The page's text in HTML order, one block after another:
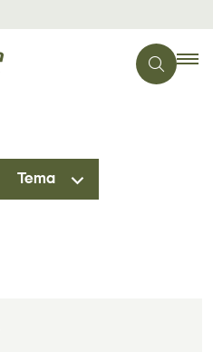
Tema